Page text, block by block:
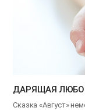
ДАРЯЩАЯ
Сказка «Август»